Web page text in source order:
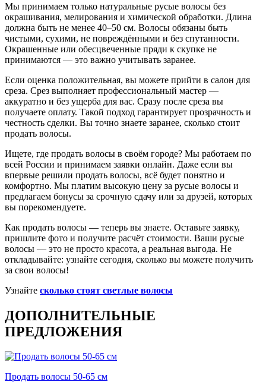
Мы принимаем только натуральные русые волосы без
окрашивания, мелирования и химической обработки. Длина
должна быть не менее 40–50 см. Волосы обязаны быть
чистыми, сухими, не повреждёнными и без спутанности.
Окрашенные или обесцвеченные пряди к скупке не
принимаются — это важно учитывать заранее.
Если оценка положительная, вы можете прийти в салон для
среза. Срез выполняет профессиональный мастер —
аккуратно и без ущерба для вас. Сразу после среза вы
получаете оплату. Такой подход гарантирует прозрачность и
честность сделки. Вы точно знаете заранее, сколько стоит
продать волосы.
Ищете, где продать волосы в своём городе? Мы работаем по
всей России и принимаем заявки онлайн. Даже если вы
впервые решили продать волосы, всё будет понятно и
комфортно. Мы платим высокую цену за русые волосы и
предлагаем бонусы за срочную сдачу или за друзей, которых
вы порекомендуете.
Как продать волосы — теперь вы знаете. Оставьте заявку,
пришлите фото и получите расчёт стоимости. Ваши русые
волосы — это не просто красота, а реальная выгода. Не
откладывайте: узнайте сегодня, сколько вы можете получить
за свои волосы!
Узнайте сколько стоят светлые волосы
ДОПОЛНИТЕЛЬНЫЕ
ПРЕДЛОЖЕНИЯ
Продать волосы 50-65 см